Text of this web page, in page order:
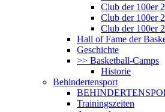
Club der 100er
Club der 100er
Club der 100er
Hall of Fame der
Geschichte
>> Basketball-Camps
Historie
Behindertensport
Trainingszeiten